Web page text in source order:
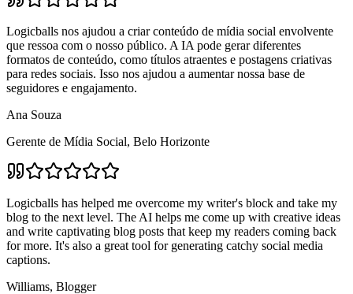
Logicballs nos ajudou a criar conteúdo de mídia social envolvente
que ressoa com o nosso público. A IA pode gerar diferentes
formatos de conteúdo, como títulos atraentes e postagens criativas
para redes sociais. Isso nos ajudou a aumentar nossa base de
seguidores e engajamento.
Ana Souza
Gerente de Mídia Social, Belo Horizonte
Logicballs has helped me overcome my writer's block and take my
blog to the next level. The AI helps me come up with creative ideas
and write captivating blog posts that keep my readers coming back
for more. It's also a great tool for generating catchy social media
captions.
Williams, Blogger